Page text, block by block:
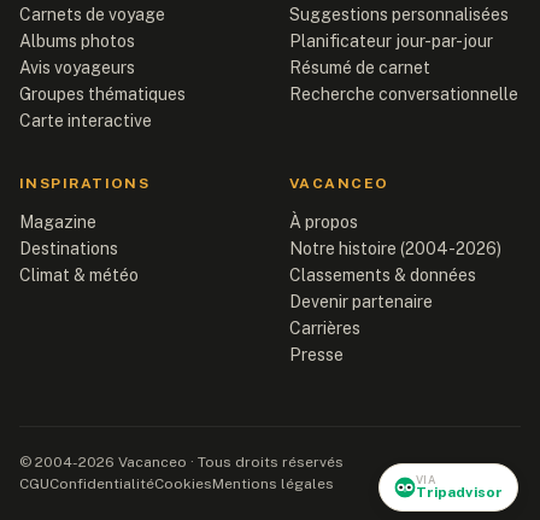
VIA
Tripadvisor
Carnets de voyage
Albums photos
Avis voyageurs
Groupes thématiques
Carte interactive
Suggestions personnalisées
Planificateur jour-par-jour
Résumé de carnet
Recherche conversationnelle
INSPIRATIONS
Magazine
Destinations
Climat & météo
VACANCEO
À propos
Notre histoire (2004-2026)
Classements & données
Devenir partenaire
Carrières
Presse
© 2004-2026 Vacanceo · Tous droits réservés
CGUConfidentialitéCookiesMentions légales